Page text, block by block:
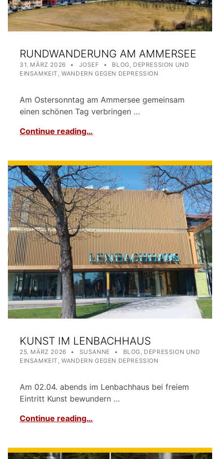
RUNDWANDERUNG AM AMMERSEE
POSTED ON:
31. MÄRZ 2026
WRITTEN BY:
JOSEF CATEGORIZED IN:
BLOG , DEPRESSION UND
EINSAMKEIT ,WANDERN GEGEN DEPRESSION
Am Ostersonntag am Ammersee gemeinsam
einen schönen Tag verbringen …
Continue reading…
KUNST IM LENBACHHAUS
POSTED ON:
25. MÄRZ 2026
WRITTEN BY:
SUSANNE CATEGORIZED IN:
BLOG , DEPRESSION UND
EINSAMKEIT ,WANDERN GEGEN DEPRESSION
Am 02.04. abends im Lenbachhaus bei freiem
Eintritt Kunst bewundern …
Continue reading…